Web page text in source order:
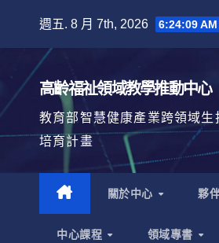
週五. 8 月 7th, 2026 6:24:09 AM
高齡福祉領域教學推動中心
教育部智慧健康產業跨領域生
培育計畫
關於中心 夥
中心課程 領域專書